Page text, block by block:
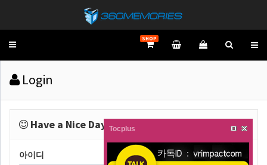
Toggle
SHOP
Login
Have a Nice Day!
아이디
Tocplus